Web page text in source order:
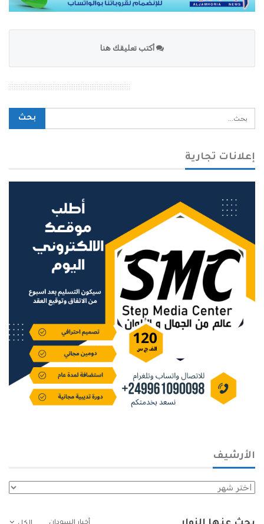
أكتب تعليقك هنا
إعلانات تجارية
الأرشيف
الأرشيف